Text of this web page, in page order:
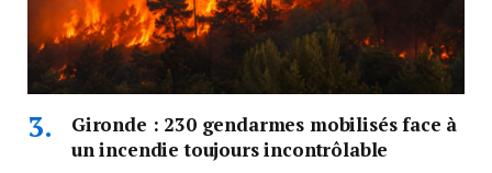
Gironde : 230 gendarmes mobilisés face à
un incendie toujours incontrôlable